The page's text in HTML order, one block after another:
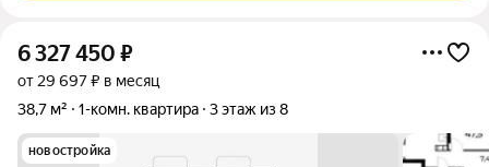
6 327 450 ₽
от 29 697 ₽ в месяц
38,7 м²
1-комн. квартира 3 этаж из 8
новостройка